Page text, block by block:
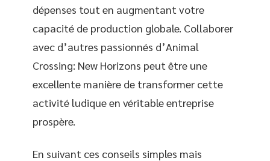
dépenses tout en augmentant votre
capacité de production globale. Collaborer
avec d’autres passionnés d’Animal
Crossing: New Horizons peut être une
excellente manière de transformer cette
activité ludique en véritable entreprise
prospère.
En suivant ces conseils simples mais